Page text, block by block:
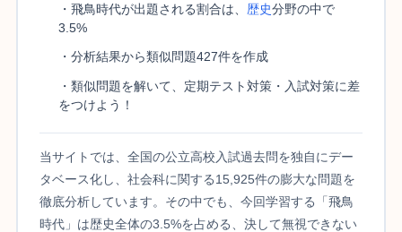
・飛鳥時代が出題される割合は、 歴史分野の中で
3.5%
・分析結果から類似問題427件を作成
・類似問題を解いて、定期テスト対策・入試対策に差
をつけよう！
当サイトでは、全国の公立高校入試過去問を独自にデー
タベース化し、社会科に関する15,925件の膨大な問題を
徹底分析しています。その中でも、今回学習する「飛鳥
時代」は歴史全体の3.5%を占める、決して無視できない